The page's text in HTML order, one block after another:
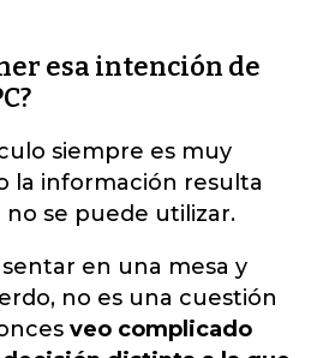
esa intención de
siempre es muy
la información resulta
se puede utilizar.
en una mesa y
no es una cuestión
veo complicado